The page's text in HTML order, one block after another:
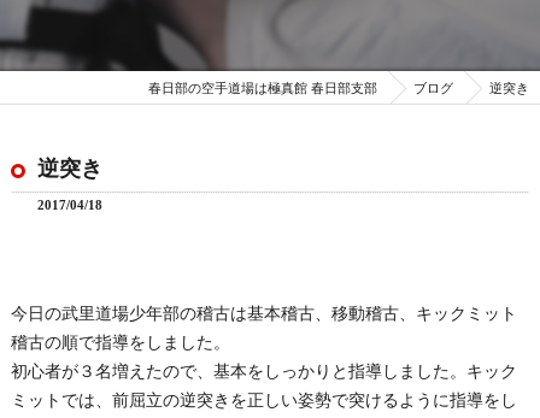
春日部の空手道場は極真館 春日部支部 ブログ 逆突き
逆突き
2017/04/18
今日の武里道場少年部の稽古は基本稽古、移動稽古、キックミット
稽古の順で指導をしました。
初心者が３名増えたので、基本をしっかりと指導しました。キック
ミットでは、前屈立の逆突きを正しい姿勢で突けるように指導をし